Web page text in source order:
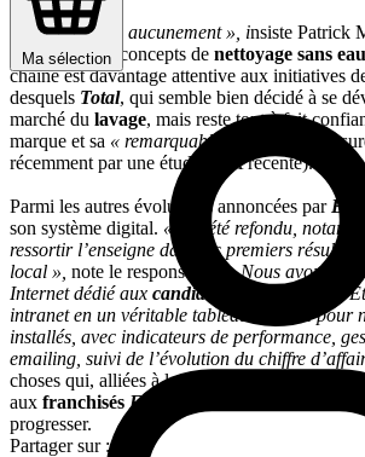
Ma sélection
Ne redoutant « aucunement », insiste Patrick
des nouveaux concepts de nettoyage sans eau
chaîne est davantage attentive aux initiatives
desquels Total, qui semble bien décidé à se
marché du lavage, mais reste tout à fait
marque et sa « remarquable »
notoriété
récemment par une étude CSA récente).
Parmi les autres évolutions annoncées par
son système digital. « Il a été refondu,
ressortir l’enseigne dans les premiers
local », note le responsable.
« Nous avons
Internet dédié aux candidats à la franchise
.
intranet en un véritable tableau de bord pour
installés, avec indicateurs de performance,
emailing, suivi de l’évolution du chiffre
choses qui, alliées à leur implication sur le
aux franchisés Eléphant Bleu
de continuer
progresser.
Partager sur :